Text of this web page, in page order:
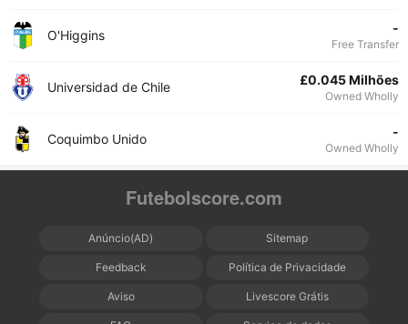
O'Higgins -
Free Transfer
Universidad de Chile £0.045 Milhões
Owned Wholly
Coquimbo Unido -
Owned Wholly
Futebolscore.com
Anúncio(AD) Sitemap
Feedback Política de Privacidade
Aviso Livescore Grátis